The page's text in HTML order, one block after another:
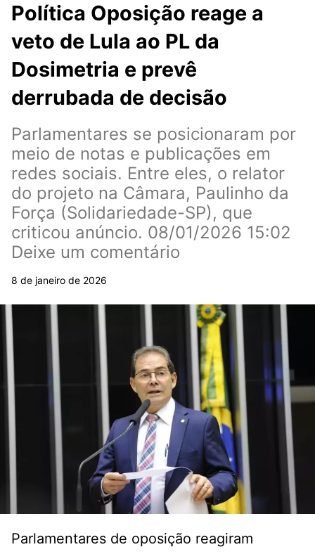
Política Oposição reage a
veto de Lula ao PL da
Dosimetria e prevê
derrubada de decisão
Parlamentares se posicionaram por
meio de notas e publicações em
redes sociais. Entre eles, o relator
do projeto na Câmara, Paulinho da
Força (Solidariedade-SP), que
criticou anúncio. 08/01/2026 15:02
Deixe um comentário
8 de janeiro de 2026
Parlamentares de oposição reagiram